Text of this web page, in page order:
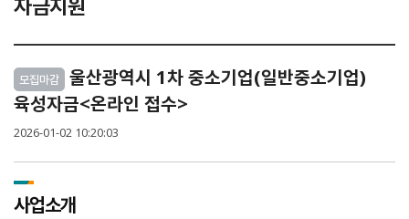
모집마감
울산광역시 1차 중소기업(일반중소기업)
육성자금<온라인 접수>
2026-01-02 10:20:03
사업소개